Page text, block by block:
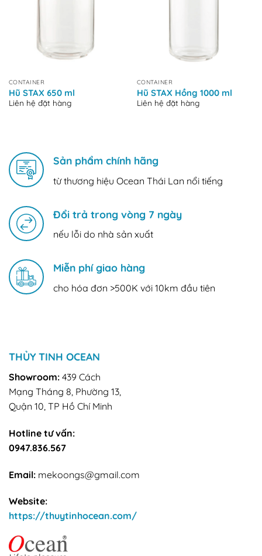
CONTAINER
Hũ STAX 650 ml
Liên hệ đặt hàng
CONTAINER
Hũ STAX Hồng 1000 ml
Liên hệ đặt hàng
Sản phẩm chính hãng
từ thương hiệu Ocean Thái Lan nổi tiếng
Đổi trả trong vòng 7 ngày
nếu lỗi do nhà sản xuất
Miễn phí giao hàng
cho hóa đơn >500K với 10km đầu tiên
THỦY TINH OCEAN
Showroom: 439 Cách
Mạng Tháng 8, Phường 13,
Quận 10, TP Hồ Chí Minh
Hotline tư vấn:
0947.836.567
Email: mekoongs@gmail.com
Website:
https://thuytinhocean.com/